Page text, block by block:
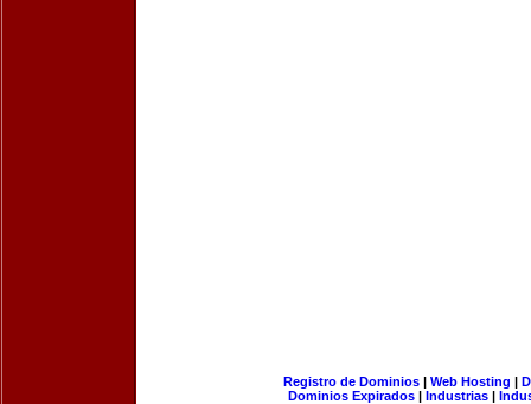
Registro de Dominios| Web Hosting |
Dominios Expirados | Industrias |